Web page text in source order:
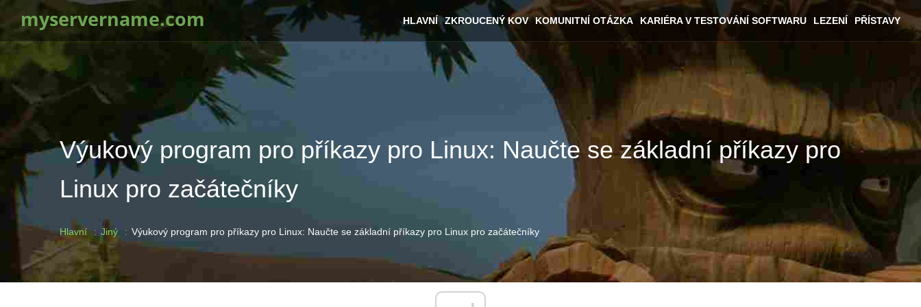
myservername.com HLAVNÍ ZKROUCENÝ KOV KOMUNITNÍ OTÁZKA KARIÉRA V TESTOVÁNÍ SOFTWARU LEZENÍ PŘÍSTAVY
Výukový program pro příkazy pro Linux: Naučte se základní příkazy pro
Linux pro začátečníky
Hlavní Jiný Výukový program pro příkazy pro Linux: Naučte se základní příkazy pro Linux pro začátečníky